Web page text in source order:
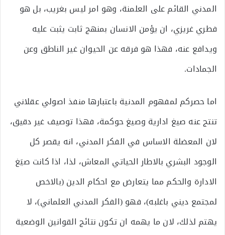
المدني القائم على العلمنة، وهو امر ليس بغريب، بل هو
فطري غريزي، ان يؤمن الانسان بمنهج ثابت يثبت عليه
ويدافع عنه، فهذا هو فرقه عن الحيوان غير الناطق وعن
الجمادات.
اما حصركم لمفهوم المدنية باعتبارها منفذ اصولي عقلاني
تنتج عنه صيغ ادارية وصيغ حوكمة، فهذا توصيف غير دقيق،
لان المعضلة الاساس في الفكر المدني، انه يقصر كل
الوجود البشري بالاطار الحياتي المعاش، لذا، اذا كانت صيَغ
الادارة والحكم مما يتعارض مع احكام الدين (بالاخص
لمجتمع ديني باغلبه)، فهو (الفكر المدني العلماني)، لا
يهتم لذلك، لان ما يهمه ان تكون نتائج القوانين الوضعية